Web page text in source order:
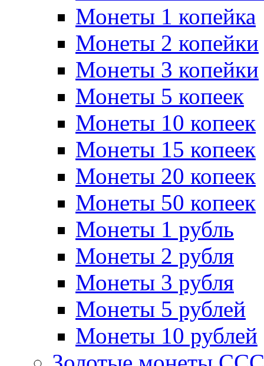
Монеты 1 копейка
Монеты 2 копейки
Монеты 3 копейки
Монеты 5 копеек
Монеты 10 копеек
Монеты 15 копеек
Монеты 20 копеек
Монеты 50 копеек
Монеты 1 рубль
Монеты 2 рубля
Монеты 3 рубля
Монеты 5 рублей
Монеты 10 рублей